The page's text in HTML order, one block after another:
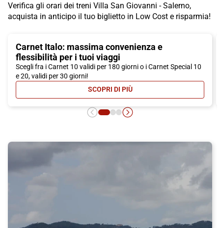
Verifica gli orari dei treni Villa San Giovanni - Salerno,
acquista in anticipo il tuo biglietto in Low Cost e risparmia!
Carnet Italo: massima convenienza e
flessibilità per i tuoi viaggi
Scegli fra i Carnet 10 validi per 180 giorni o i Carnet Special 10
e 20, validi per 30 giorni!
SCOPRI DI PIÙ- CARNET ITALO: MASSIMA